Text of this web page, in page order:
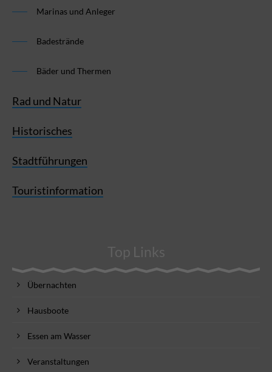
Marinas und Anleger
Badestrände
Bäder und Thermen
Rad und Natur
Historisches
Stadtführungen
Touristinformation
Top Links
Übernachten
Hausboote
Essen am Wasser
Veranstaltungen